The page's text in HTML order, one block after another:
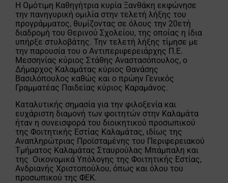
Η Ομότιμη Καθηγήτρια κυρία Ξανθάκη εκφώνησε
την πανηγυρική ομιλία στην τελετή λήξης του
προγράμματος, θυμίζοντας σε όλους την 20ετή
διαδρομή του Θερινού Σχολείου, της οποίας η ίδια
υπήρξε στυλοβάτης. Την τελετή λήξης τίμησε με
την παρουσία του ο Αντιπεριφερειάρχης Π.Ε.
Μεσσηνίας κύριος Στάθης Αναστασόπουλος, ο
Δήμαρχος Καλαμάτας κύριος Θανάσης
Βασιλόπουλος καθώς και ο πρώην Γενικός
Γραμματέας Παιδείας κύριος Καραμάνος.
Καταλυτικής σημασία για την φιλοξενία και
ευχάριστη διαμονή των φοιτητών στην Καλαμάτα
ήταν η συνεισφορά του διοικητικού προσωπικού
της Φοιτητικής Εστίας Καλαμάτας, ιδίως της
Αναπληρώτριας Προϊσταμένης του Περιφερειακού
Τμήματος Καλαμάτας Σταυρούλας Μπάμπαλη και
της Οικονομικά Υπόλογης της Φοιτητικής Εστίας,
Ανδριανής Χριστοπούλου, όπως και όλου του
προσωπικού της ΦΕΚ.